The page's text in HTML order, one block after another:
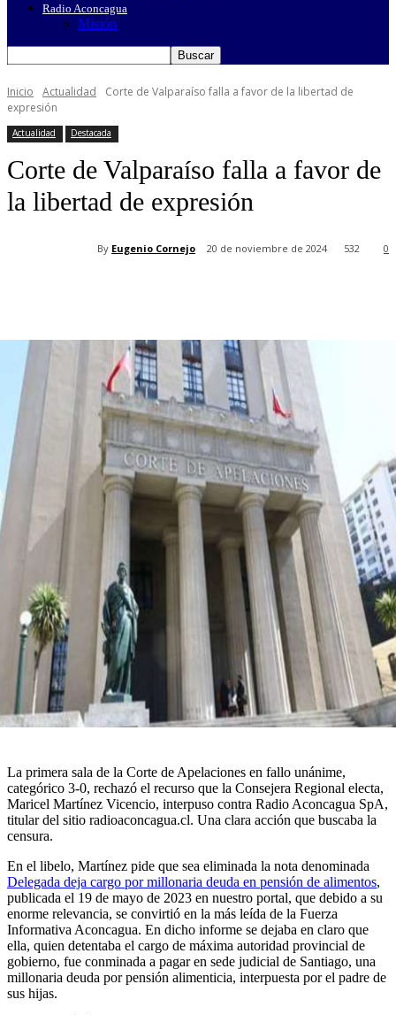
Radio Aconcagua
Misión
Inicio Actualidad
Corte de Valparaíso falla a favor de la libertad de
expresión
Actualidad Destacada
Corte de Valparaíso falla a favor de
la libertad de expresión
By Eugenio Cornejo 20 de noviembre de 2024 0
532
La primera sala de la Corte de Apelaciones en fallo unánime,
categórico 3-0, rechazó el recurso que la Consejera Regional electa,
Maricel Martínez Vicencio, interpuso contra Radio Aconcagua SpA,
titular del sitio radioaconcagua.cl. Una clara acción que buscaba la
censura.
En el libelo, Martínez pide que sea eliminada la nota denominada
Delegada deja cargo por millonaria deuda en pensión de alimentos,
publicada el 19 de mayo de 2023 en nuestro portal, que debido a su
enorme relevancia, se convirtió en la más leída de la Fuerza
Informativa Aconcagua. En dicho informe se dejaba en claro que
ella, quien detentaba el cargo de máxima autoridad provincial de
gobierno, fue conminada a pagar en sede judicial de Santiago, una
millonaria deuda por pensión alimenticia, interpuesta por el padre de
sus hijas.